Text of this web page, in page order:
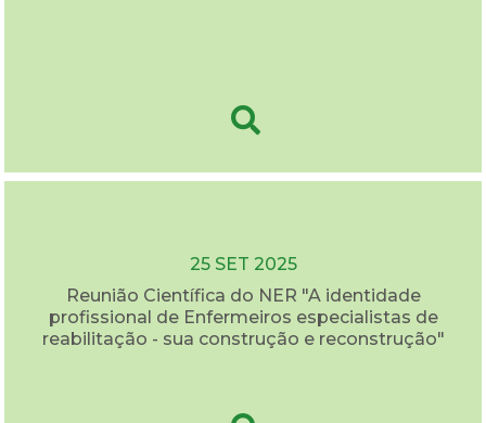
25 SET 2025
Reunião Científica do NER "A identidade
profissional de Enfermeiros especialistas de
reabilitação - sua construção e reconstrução"